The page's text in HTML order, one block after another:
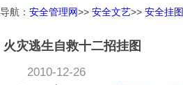
导航： 安全管理网>> 安全文艺>> 安全挂图
火灾逃生自救十二招挂图
2010-12-26